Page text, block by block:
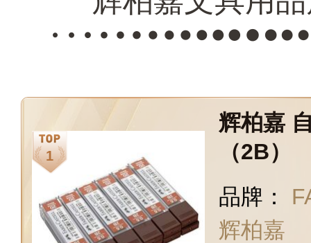
辉柏嘉
（2B）
品牌：
辉柏嘉